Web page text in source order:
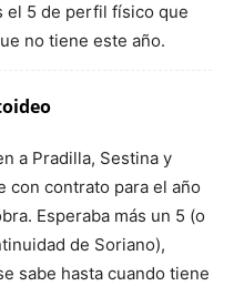
el 5 de perfil físico que
no tiene este año.
a Pradilla, Sestina y
con contrato para el año
Esperaba más un 5 (o
de Soriano),
sabe hasta cuando tiene